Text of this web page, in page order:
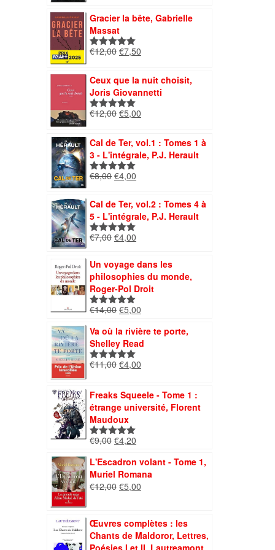
était :
€12,00.
est :
Gracier la bête, Gabrielle
Massat
Note5.00
€12,00 Le
initial
était :
€12,00.
€7,50
actuel
est :
€7,50.
Ceux que la nuit choisit,
Joris Giovannetti
Note5.00
€12,00 Le
initial
était :
€12,00.
€5,00
actuel
est :
€5,00.
Cal de Ter, vol.1 : Tomes 1 à
3 - L'intégrale, P.J. Herault
Note5.00
€8,00 Le
initial
était :
€8,00.
€4,00
actuel
est :
€4,00.
Cal de Ter, vol.2 : Tomes 4 à
5 - L'intégrale, P.J. Herault
Note5.00
€7,00 Le
initial
était :
€7,00.
€4,00
actuel
est :
€4,00.
Un voyage dans les
philosophies du monde,
Roger-Pol Droit
Note5.00
€14,00 Le
initial
était :
€14,00.
€5,00
actuel
est :
Va où la rivière te porte,
Shelley Read
Note5.00
€11,00 Le
était :
€11,00.
€4,00
est :
€4,00.
Freaks Squeele - Tome 1 :
étrange université, Florent
Maudoux
Note5.00
€9,00 Le
initial
était :
€9,00.
€4,20
actuel
est :
€4,20.
L'Escadron volant - Tome 1,
Muriel Romana
€12,00 Le
était :
€12,00.
€5,00
est :
€5,00.
Œuvres complètes : les
Chants de Maldoror, Lettres,